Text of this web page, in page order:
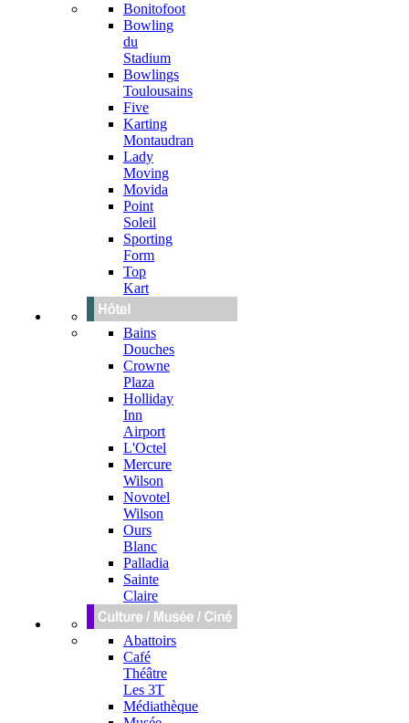
Bonitofoot
Bowling
du
Stadium
Bowlings
Toulousains
Five
Karting
Montaudran
Lady
Moving
Movida
Point
Soleil
Sporting
Form
Top
Kart
Bains
Douches
Crowne
Plaza
Holliday
Inn
Airport
L'Octel
Mercure
Wilson
Novotel
Wilson
Ours
Blanc
Palladia
Sainte
Claire
Abattoirs
Café
Théâtre
Les 3T
Médiathèque